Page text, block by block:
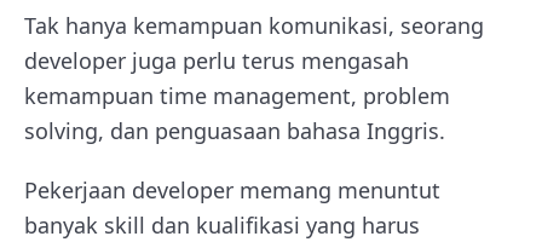
Tak hanya kemampuan komunikasi, seorang
developer juga perlu terus mengasah
kemampuan time management, problem
solving, dan penguasaan bahasa Inggris.
Pekerjaan developer memang menuntut
banyak skill dan kualifikasi yang harus